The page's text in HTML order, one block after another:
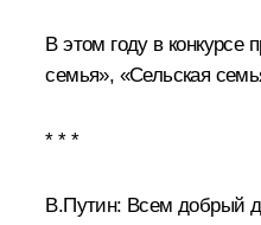
В этом году в
семья», «Сельская
* * *
В.Путин: Всем добрый